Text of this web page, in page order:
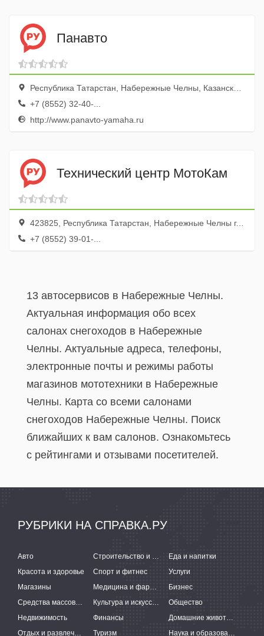
Панавто
Республика Татарстан, Набережные Челны, Казанский просп., 120
+7 (8552) 32-40-...
http://www.panavto-yamaha.ru
Технический центр МотоКам
423825, Республика Татарстан, Набережные Челны г., ул. Машиностроительная, 11
+7 (8552) 39-01-...
13 автосервисов в Набережные Челны.
Актуальная информация обо всех
салонах снегоходов в Набережные
Челны. Актуальные адреса, телефоны,
электронные почты и режимы работы
магазинов мототехники в Набережные
Челны. Карта со всеми салонами
снегоходов Набережные Челны. Поиск
ближайших к вам салонов. Ознакомьтесь
с рейтингами и отзывами посетителей.
РУБРИКИ НА СПРАВКА.РУ
Авто Строительство и ремонт
Еда и напитки
Красота и здоровье
Спорт и фитнес
Услуги
Магазины
Медицина и фармацевтика
Бизнес
Средства массовой информации
Культура и искусство
Общество
Недвижимость
Финансы
Домашние животные
Отдых и развлечения
Туризм Наука и образование